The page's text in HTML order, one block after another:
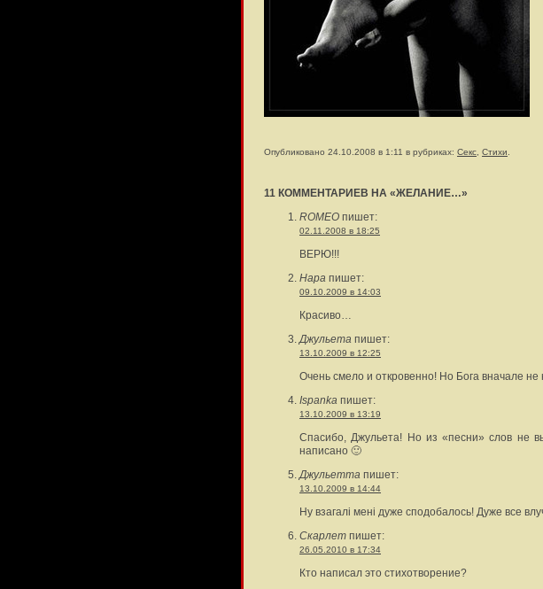
Опубликовано 24.10.2008 в 1:11 в рубриках: Секс Стихи
11 КОММЕНТАРИЕВ НА «ЖЕЛАНИЕ…»
ROMEO пишет:
02.11.2008 в 18:25
ВЕРЮ!!!
Нара пишет:
09.10.2009 в 14:03
Красиво…
Джульета пишет:
13.10.2009 в 12:25
Очень смело и откровенно! Но Бога вначале
Ispanka пишет:
13.10.2009 в 13:19
Спасибо, Джульета! Но из «песни» слов не
написано 🙂
Джульетта пишет:
13.10.2009 в 14:44
Ну взагалі мені дуже сподобалось! Дуже все
Скарлет пишет:
26.05.2010 в 17:34
Кто написал это стихотворение?